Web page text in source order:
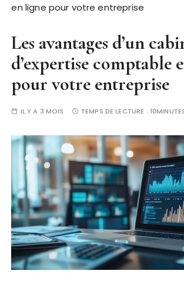
en ligne pour votre entreprise
Les avantages d’un
d’expertise comptable
pour votre entreprise
IL Y A 3 MOIS TEMPS DE LECTURE :